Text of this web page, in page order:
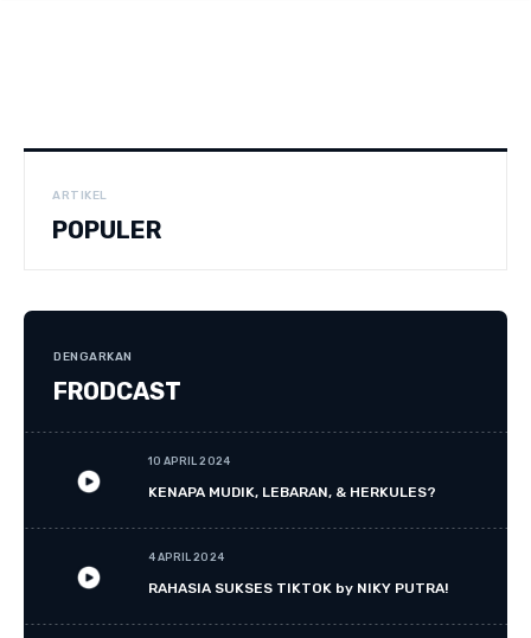
ARTIKEL
POPULER
DENGARKAN
FRODCAST
10 APRIL 2024
KENAPA MUDIK, LEBARAN, & HERKULES?
4 APRIL 2024
RAHASIA SUKSES TIKTOK by NIKY PUTRA!